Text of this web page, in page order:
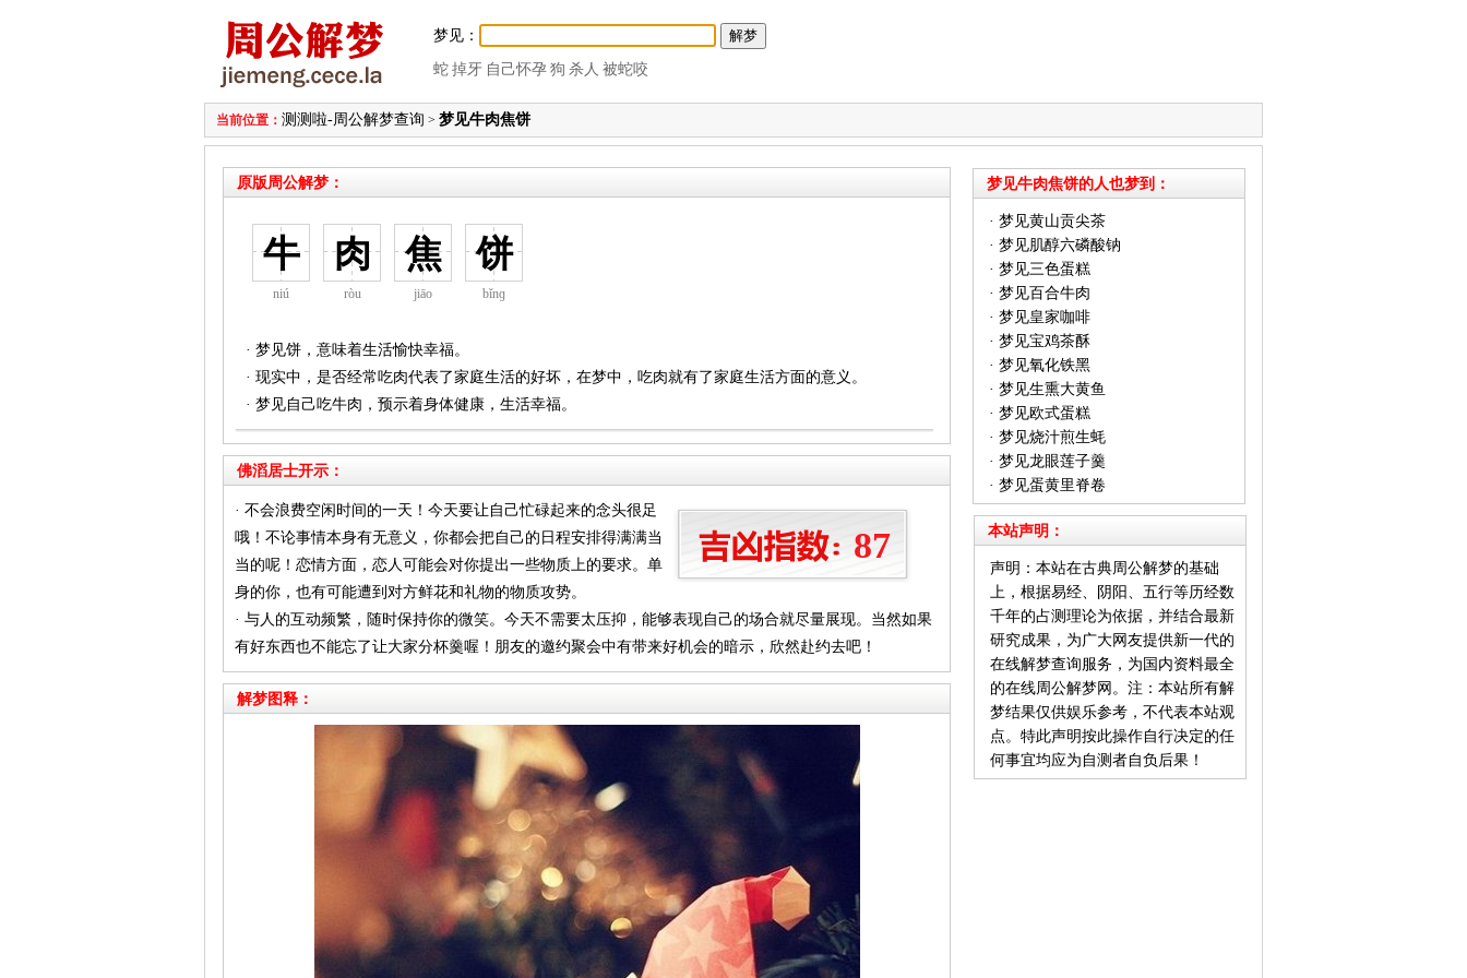
梦见：
蛇 掉牙 自己怀孕 狗 杀人 被蛇咬
当前位置： 测测啦-周公解梦查询 > 梦见牛肉焦饼
原版周公解梦：
牛
niú
肉
ròu
焦
jiāo
饼
bǐnɡ
· 梦见饼，意味着生活愉快幸福。
· 现实中，是否经常吃肉代表了家庭生活的好坏，在梦中，吃肉就有了家庭生活方面的意义。
· 梦见自己吃牛肉，预示着身体健康，生活幸福。
佛滔居士开示：
87
· 不会浪费空闲时间的一天！今天要让自己忙碌起来的念头很足
哦！不论事情本身有无意义，你都会把自己的日程安排得满满当
当的呢！恋情方面，恋人可能会对你提出一些物质上的要求。单
身的你，也有可能遭到对方鲜花和礼物的物质攻势。
· 与人的互动频繁，随时保持你的微笑。今天不需要太压抑，能够表现自己的场合就尽量展现。当然如果
有好东西也不能忘了让大家分杯羹喔！朋友的邀约聚会中有带来好机会的暗示，欣然赴约去吧！
解梦图释：
梦见牛肉焦饼的人也梦到：
· 梦见黄山贡尖茶
· 梦见肌醇六磷酸钠
· 梦见三色蛋糕
· 梦见百合牛肉
· 梦见皇家咖啡
· 梦见宝鸡茶酥
· 梦见氧化铁黑
· 梦见生熏大黄鱼
· 梦见欧式蛋糕
· 梦见烧汁煎生蚝
· 梦见龙眼莲子羹
· 梦见蛋黄里脊卷
本站声明：
声明：本站在古典周公解梦的基础
上，根据易经、阴阳、五行等历经数
千年的占测理论为依据，并结合最新
研究成果，为广大网友提供新一代的
在线解梦查询服务，为国内资料最全
的在线周公解梦网。注：本站所有解
梦结果仅供娱乐参考，不代表本站观
点。特此声明按此操作自行决定的任
何事宜均应为自测者自负后果！